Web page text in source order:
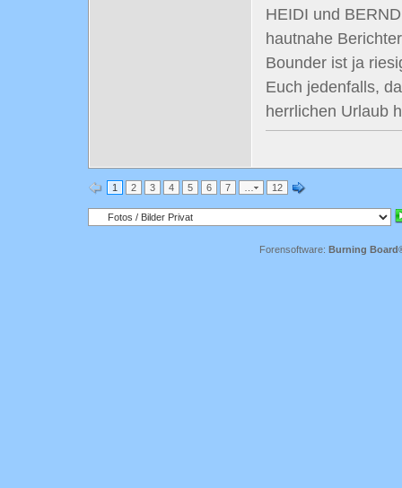
HEIDI und
hautnahe
Bounder ist ja
Euch jedenfalls,
herrlichen Urlaub
1 2 3 4 5 6 7 12
Forensoftware: Burning